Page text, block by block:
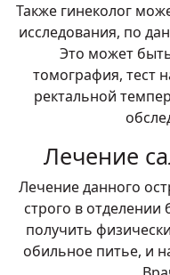
Также гинеколог
исследования, по
Это может
томография, тест
ректальной
Лечение
Лечение данного
строго в
получить
обильное питье, и